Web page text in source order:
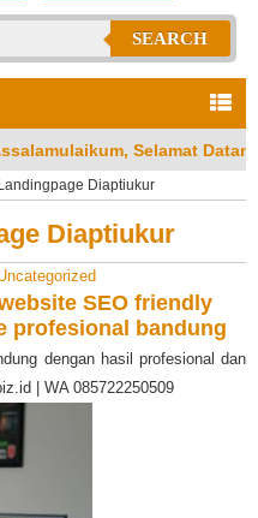
SEARCH
di Jasa Bandung
Diaptiukur
Diaptiukur
SEO friendly
profesional bandung
dengan hasil profesional dan
| WA 085722250509